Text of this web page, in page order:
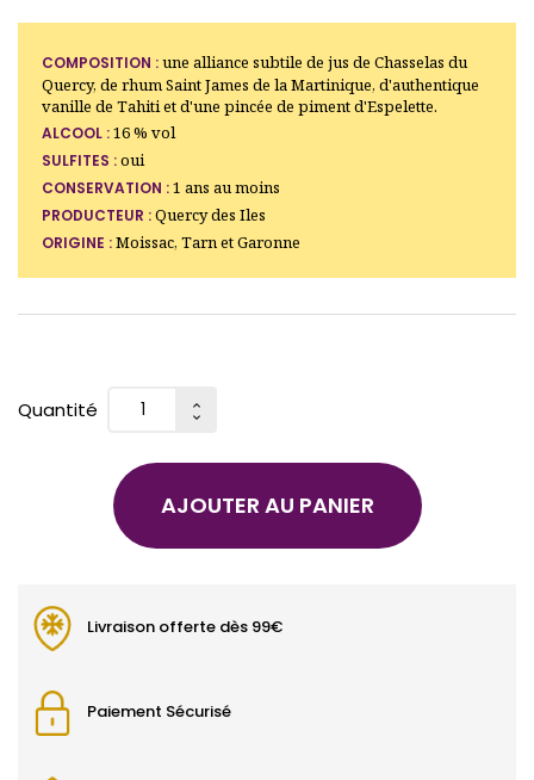
COMPOSITION :une alliance subtile de jus de Chasselas du
Quercy, de rhum Saint James de la Martinique, d'authentique
vanille de Tahiti et d'une pincée de piment d'Espelette.
ALCOOL :16 % vol
SULFITES :oui
CONSERVATION :1 ans au moins
PRODUCTEUR :Quercy des Iles
ORIGINE :Moissac, Tarn et Garonne
Quantité
AJOUTER AU PANIER
Livraison offerte dès 99€
Paiement Sécurisé